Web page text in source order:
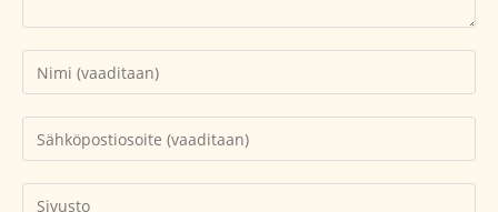
Kirjoita
nimesi
tai
käyttäjätunnuksesi
Kirjoita
sähköpostiosoitteesi
kommentoidaksesi
Kirjoita